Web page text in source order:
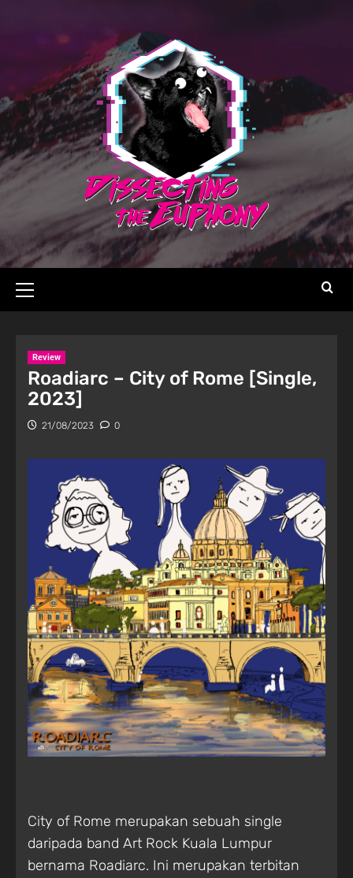
Review
Roadiarc – City of Rome [Single,
2023]
21/08/2023 0
City of Rome merupakan sebuah single
daripada band Art Rock Kuala Lumpur
bernama Roadiarc. Ini merupakan terbitan